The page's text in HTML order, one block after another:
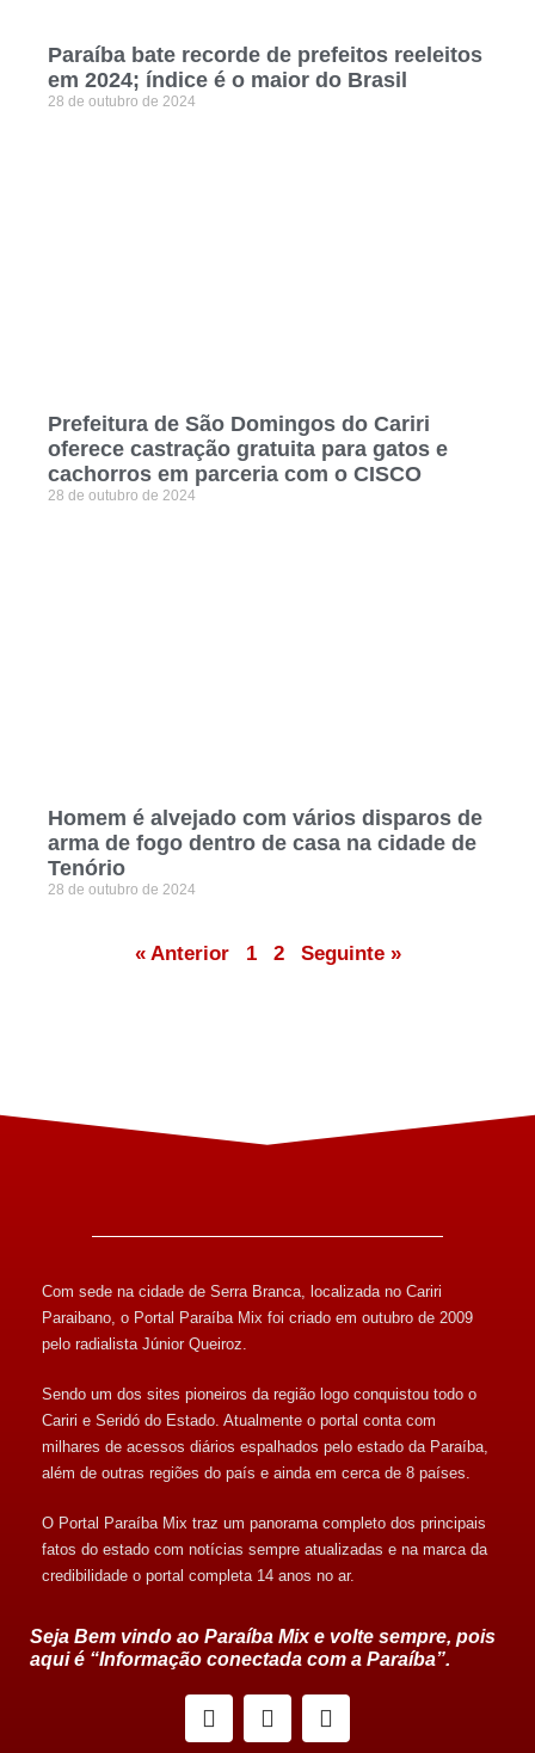
Paraíba bate recorde de prefeitos reeleitos
em 2024; índice é o maior do Brasil
28 de outubro de 2024
Prefeitura de São Domingos do Cariri
oferece castração gratuita para gatos e
cachorros em parceria com o CISCO
28 de outubro de 2024
Homem é alvejado com vários disparos de
arma de fogo dentro de casa na cidade de
Tenório
28 de outubro de 2024
« Anterior 1 2 Seguinte »
Com sede na cidade de Serra Branca, localizada no Cariri
Paraibano, o Portal Paraíba Mix foi criado em outubro de 2009
pelo radialista Júnior Queiroz.
Sendo um dos sites pioneiros da região logo conquistou todo o
Cariri e Seridó do Estado. Atualmente o portal conta com
milhares de acessos diários espalhados pelo estado da Paraíba,
além de outras regiões do país e ainda em cerca de 8 países.
O Portal Paraíba Mix traz um panorama completo dos principais
fatos do estado com notícias sempre atualizadas e na marca da
credibilidade o portal completa 14 anos no ar.
Seja Bem vindo ao Paraíba Mix e volte sempre, pois
aqui é “Informação conectada com a Paraíba”.